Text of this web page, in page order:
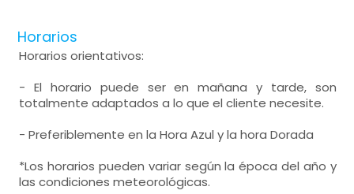
Horarios
Horarios orientativos:
- El horario puede ser en mañana y tarde, son
totalmente adaptados a lo que el cliente necesite.
- Preferiblemente en la Hora Azul y la hora Dorada
*Los horarios pueden variar según la época del año y
las condiciones meteorológicas.